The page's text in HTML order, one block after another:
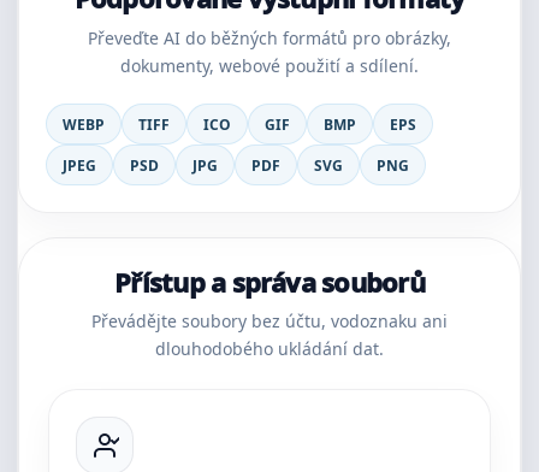
Převeďte AI do běžných formátů pro obrázky,
dokumenty, webové použití a sdílení.
WEBP TIFF ICO GIF BMP
EPS
JPEG
PSD JPG PDF SVG PNG
Přístup a správa souborů
Převádějte soubory bez účtu, vodoznaku ani
dlouhodobého ukládání dat.